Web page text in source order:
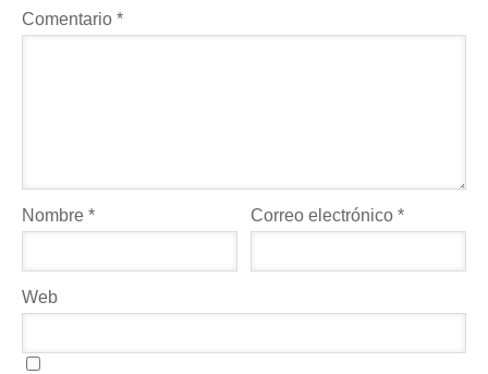
Comentario *
Nombre * Correo electrónico*
Web